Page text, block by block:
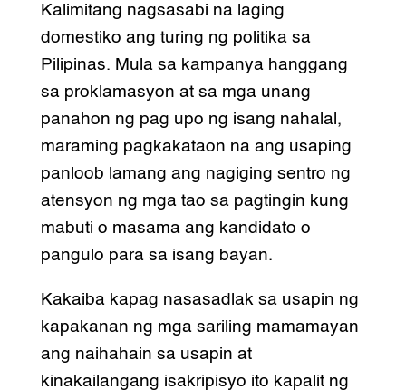
Kalimitang nagsasabi na laging
domestiko ang turing ng politika sa
Pilipinas. Mula sa kampanya hanggang
sa proklamasyon at sa mga unang
panahon ng pag upo ng isang nahalal,
maraming pagkakataon na ang usaping
panloob lamang ang nagiging sentro ng
atensyon ng mga tao sa pagtingin kung
mabuti o masama ang kandidato o
pangulo para sa isang bayan.
Kakaiba kapag nasasadlak sa usapin ng
kapakanan ng mga sariling mamamayan
ang naihahain sa usapin at
kinakailangang isakripisyo ito kapalit ng